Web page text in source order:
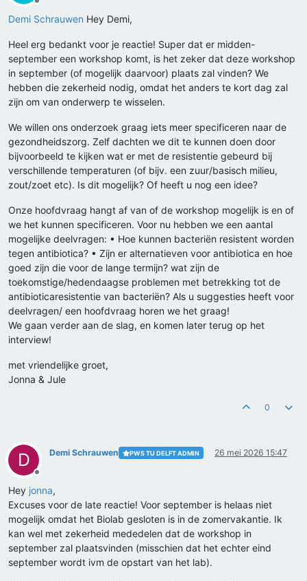
Offline
Demi Schrauwen Hey Demi,
Heel erg bedankt voor je reactie! Super dat er midden-
september een workshop komt, is het zeker dat deze workshop
in september (of mogelijk daarvoor) plaats zal vinden? We
hebben die zekerheid nodig, omdat het anders te kort dag zal
zijn om van onderwerp te wisselen.
We willen ons onderzoek graag iets meer specificeren naar de
gezondheidszorg. Zelf dachten we dit te kunnen doen door
bijvoorbeeld te kijken wat er met de resistentie gebeurd bij
verschillende temperaturen (of bijv. een zuur/basisch milieu,
zout/zoet etc). Is dit mogelijk? Of heeft u nog een idee?
Onze hoofdvraag hangt af van of de workshop mogelijk is en of
we het kunnen specificeren. Voor nu hebben we een aantal
mogelijke deelvragen: • Hoe kunnen bacteriën resistent worden
tegen antibiotica? • Zijn er alternatieven voor antibiotica en hoe
goed zijn die voor de lange termijn? wat zijn de
toekomstige/hedendaagse problemen met betrekking tot de
antibioticaresistentie van bacteriën? Als u suggesties heeft voor
deelvragen/ een hoofdvraag horen we het graag!
We gaan verder aan de slag, en komen later terug op het
interview!
met vriendelijke groet,
Jonna & Jule
0
D
Offline
Demi Schrauwen PWS TU DELFT ADMIN 26 mei 2026 15:47
Hey jonna,
Excuses voor de late reactie! Voor september is helaas niet
mogelijk omdat het Biolab gesloten is in de zomervakantie. Ik
kan wel met zekerheid mededelen dat de workshop in
september zal plaatsvinden (misschien dat het echter eind
september wordt ivm de opstart van het lab).